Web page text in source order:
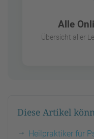
Alle
Übersicht aller
Diese Artikel
Heilpraktiker für